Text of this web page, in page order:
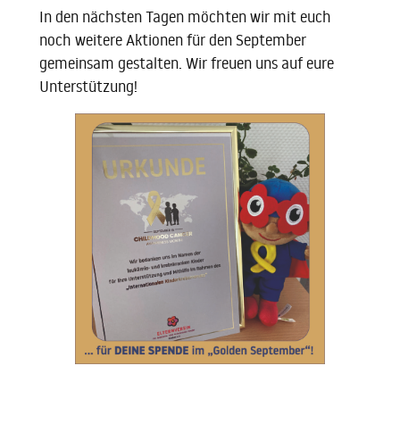
In den nächsten Tagen möchten wir mit euch
noch weitere Aktionen für den September
gemeinsam gestalten. Wir freuen uns auf eure
Unterstützung!